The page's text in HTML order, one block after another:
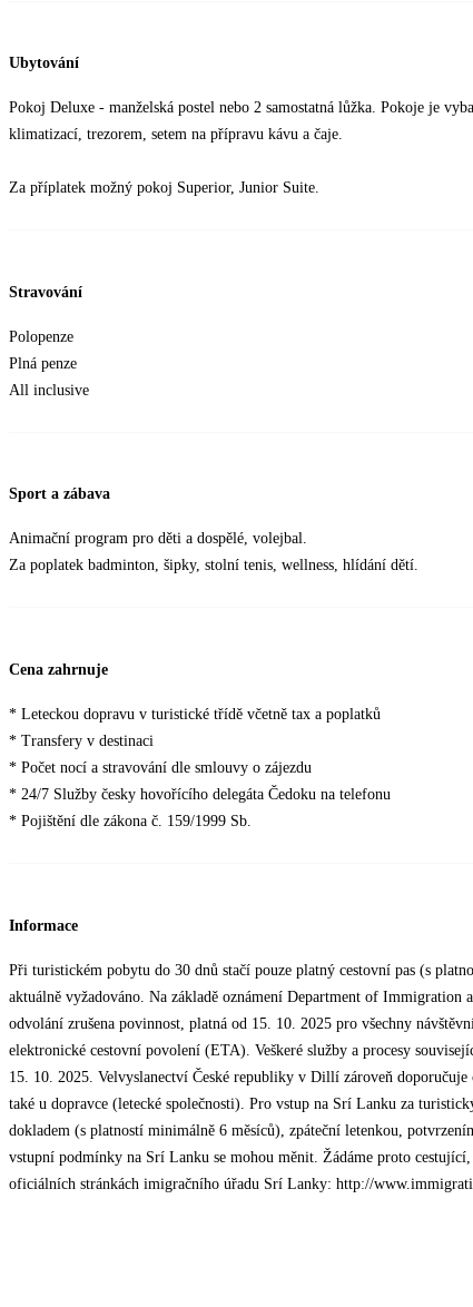
Ubytování
Pokoj Deluxe - manželská postel nebo 2 samostatná lůžka. Pokoje je
klimatizací, trezorem, setem na přípravu kávu a čaje.
Za příplatek možný pokoj Superior, Junior Suite.
Stravování
Polopenze
Plná penze
All inclusive
Sport a zábava
Animační program pro děti a dospělé, volejbal.
Za poplatek badminton, šipky, stolní tenis, wellness, hlídání dětí.
Cena zahrnuje
* Leteckou dopravu v turistické třídě včetně tax a poplatků
* Transfery v destinaci
* Počet nocí a stravování dle smlouvy o zájezdu
* 24/7 Služby česky hovořícího delegáta Čedoku na telefonu
* Pojištění dle zákona č. 159/1999 Sb.
Informace
Při turistickém pobytu do 30 dnů stačí pouze platný cestovní pas (s
aktuálně vyžadováno. Na základě oznámení Department of
odvolání zrušena povinnost, platná od 15. 10. 2025 pro všechny
elektronické cestovní povolení (ETA). Veškeré služby a procesy
15. 10. 2025. Velvyslanectví České republiky v Dillí zároveň
také u dopravce (letecké společnosti). Pro vstup na Srí Lanku za
dokladem (s platností minimálně 6 měsíců), zpáteční letenkou,
vstupní podmínky na Srí Lanku se mohou měnit. Žádáme proto
oficiálních stránkách imigračního úřadu Srí Lanky: http://